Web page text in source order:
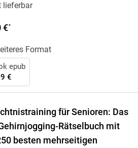
lieferbar
€*
Format
epub
€
für Senioren: Das
Rätselbuch mit
besten mehrseitigen